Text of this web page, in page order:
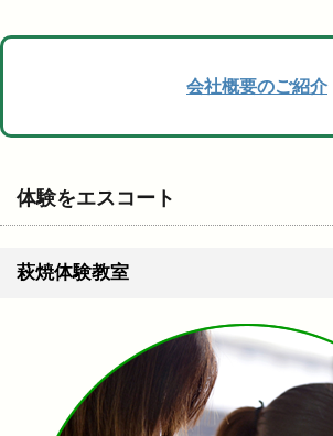
会社概要のご紹介
体験をエスコート
萩焼体験教室